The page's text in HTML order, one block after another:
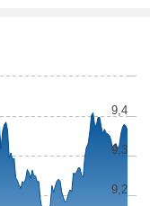
9,2
9,3
9,4